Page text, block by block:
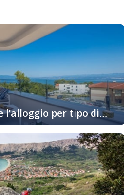
l’alloggio per tipo di
gli ospiti cercano alloggio in
personali e allo stile di
Se siete uno di quelli che
alloggio in un appartamento
vita, continuate a leggere… Una
trattenimento
dovete pensare […]